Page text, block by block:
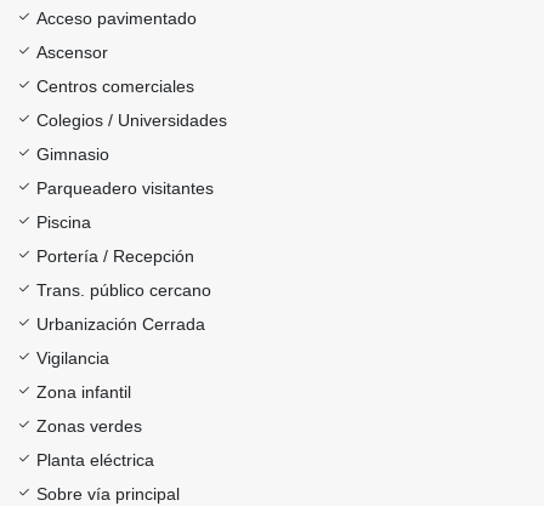
Acceso pavimentado
Ascensor
Centros comerciales
Colegios / Universidades
Gimnasio
Parqueadero visitantes
Piscina
Portería / Recepción
Trans. público cercano
Urbanización Cerrada
Vigilancia
Zona infantil
Zonas verdes
Planta eléctrica
Sobre vía principal